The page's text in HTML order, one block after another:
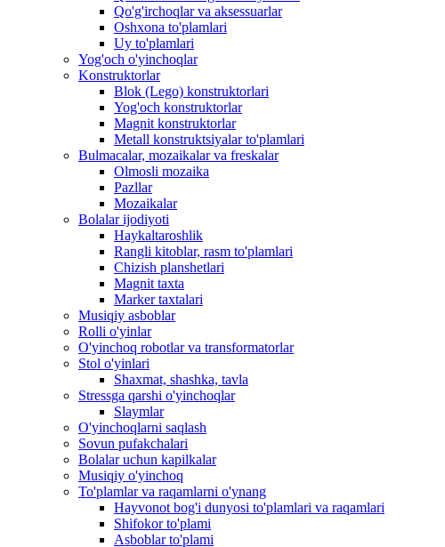
Qo'g'irchoqlar va aksessuarlar
Oshxona to'plamlari
Uy to'plamlari
Yog'och o'yinchoqlar
Konstruktorlar
Blok (Lego) konstruktorlari
Yog'och konstruktorlar
Magnit konstruktorlar
Metall konstruktsiyalar to'plamlari
Bulmacalar, mozaikalar va freskalar
Olmosli mozaika
Pazllar
Mozaikalar
Bolalar ijodiyoti
Haykaltaroshlik
Rangli kitoblar, rasm to'plamlari
Chizish planshetlari
Magnit taxta
Marker taxtalari
Musiqiy asboblar
Rolli o'yinlar
O'yinchoq robotlar va transformatorlar
Stol o'yinlari
Shaxmat, shashka, tavla
Stressga qarshi o'yinchoqlar
Slaymlar
O'yinchoqlarni saqlash
Sovun pufakchalari
Bolalar uchun kapilkalar
Musiqiy o'yinchoq
To'plamlar va raqamlarni o'ynang
Hayvonot bog'i dunyosi to'plamlari va raqamlari
Shifokor to'plami
Asboblar to'plami